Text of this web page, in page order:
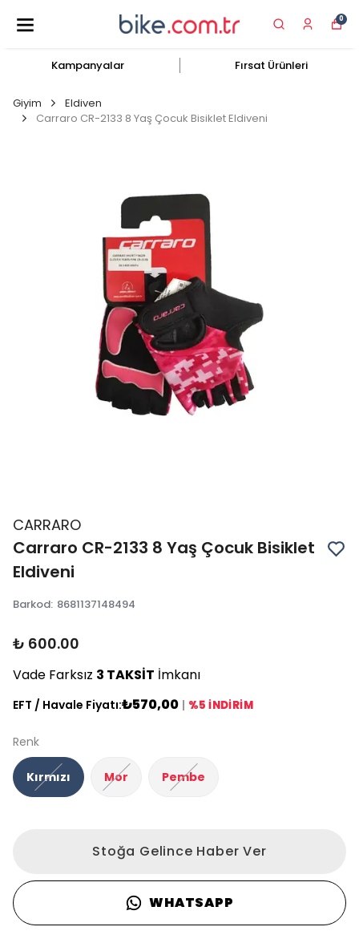
0
Kampanyalar Fırsat Ürünleri
Giyim
Eldiven
Carraro CR-2133 8 Yaş Çocuk Bisiklet Eldiveni
CARRARO
Carraro CR-2133 8 Yaş Çocuk Bisiklet
Eldiveni
Barkod: 8681137148494
₺ 600.00
Vade Farksız 3 TAKSİT İmkanı
EFT / Havale Fiyatı:₺570,00 | %5 İNDİRİM
Renk
Kırmızı Mor Pembe
Stoğa Gelince Haber Ver
WHATSAPP